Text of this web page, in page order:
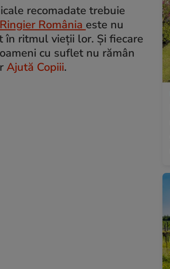
recomadate trebuie
România este nu
în ritmul vieții lor. Și fiecare
cu suflet nu rămân
Ajută Copiii.